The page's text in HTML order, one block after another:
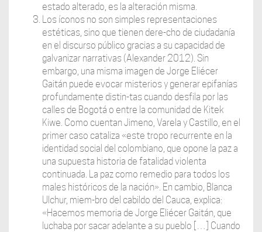
estado alterado, es la alteración misma.
Los íconos no son simples representaciones
estéticas, sino que tienen dere-cho de ciudadanía
en el discurso público gracias a su capacidad de
galvanizar narrativas (Alexander 2012). Sin
embargo, una misma imagen de Jorge Eliécer
Gaitán puede evocar misterios y generar epifanías
profundamente distin-tas cuando desfila por las
calles de Bogotá o entre la comunidad de Kitek
Kiwe. Como cuentan Jimeno, Varela y Castillo, en el
primer caso cataliza «este tropo recurrente en la
identidad social del colombiano, que opone la paz a
una supuesta historia de fatalidad violenta
continuada. La paz como remedio para todos los
males históricos de la nación». En cambio, Blanca
Ulchur, miem-bro del cabildo del Cauca, explica:
«Hacemos memoria de Jorge Eliécer Gaitán, que
luchaba por sacar adelante a su pueblo […] Cuando